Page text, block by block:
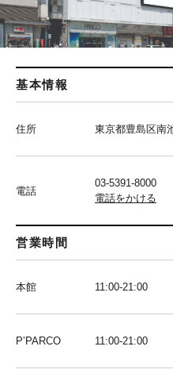
基本情報
住所 東京都豊島区南
電話
03-5391-8000
電話をかける
営業時間
本館 11:00-21:00
P’PARCO 11:00-21:00